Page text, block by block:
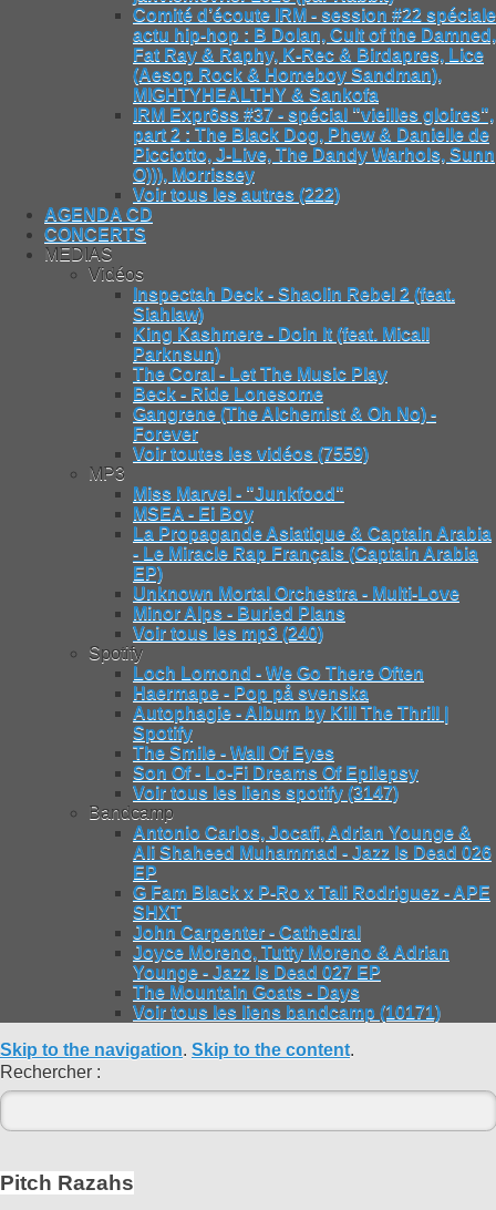
Comité d’écoute IRM - session #22 spéciale
actu hip-hop : B Dolan, Cult of the Damned,
Fat Ray & Raphy, K-Rec & Birdapres, Lice
(Aesop Rock & Homeboy Sandman),
MIGHTYHEALTHY & Sankofa
IRM Expr6ss #37 - spécial "vieilles gloires",
part 2 : The Black Dog, Phew & Danielle de
Picciotto, J-Live, The Dandy Warhols, Sunn
O))), Morrissey
Voir tous les autres (222)
AGENDA CD
CONCERTS
MEDIAS
Vidéos
Inspectah Deck - Shaolin Rebel 2 (feat.
Siahlaw)
King Kashmere - Doin It (feat. Micall
Parknsun)
The Coral - Let The Music Play
Beck - Ride Lonesome
Gangrene (The Alchemist & Oh No) -
Forever
Voir toutes les vidéos (7559)
MP3
Miss Marvel - "Junkfood"
MSEA - Ei Boy
La Propagande Asiatique & Captain Arabia
- Le Miracle Rap Français (Captain Arabia
EP)
Unknown Mortal Orchestra - Multi-Love
Minor Alps - Buried Plans
Voir tous les mp3 (240)
Spotify
Loch Lomond - We Go There Often
Haermape - Pop på svenska
Autophagie - Album by Kill The Thrill |
Spotify
The Smile - Wall Of Eyes
Son Of - Lo-Fi Dreams Of Epilepsy
Voir tous les liens spotify (3147)
Bandcamp
Antonio Carlos, Jocafi, Adrian Younge &
Ali Shaheed Muhammad - Jazz Is Dead 026
EP
G Fam Black x P-Ro x Tali Rodriguez - APE
SHXT
John Carpenter - Cathedral
Joyce Moreno, Tutty Moreno & Adrian
Younge - Jazz Is Dead 027 EP
The Mountain Goats - Days
Voir tous les liens bandcamp (10171)
Skip to the navigation. Skip to the content.
Rechercher :
Pitch Razahs